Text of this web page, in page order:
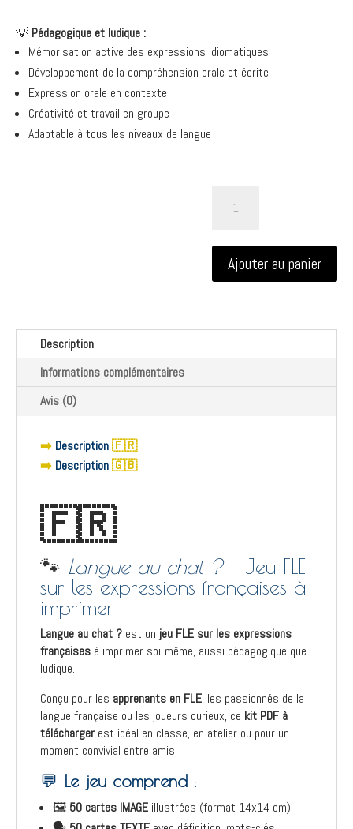
💡 Pédagogique et ludique :
Mémorisation active des expressions idiomatiques
Développement de la compréhension orale et écrite
Expression orale en contexte
Créativité et travail en groupe
Adaptable à tous les niveaux de langue
au
chat
?
jeu
françaises
Ajouter au panier
Description
Informations complémentaires
Avis (0)
➡️ Description🇫🇷
➡️ Description🇬🇧
🇫🇷
🐾 Langue au chat ?– Jeu FLE
sur les expressions françaises à
imprimer
Langue au chat ? est un jeu FLE sur les expressions
françaises à imprimer soi-même, aussi pédagogique que
ludique.
Conçu pour les apprenants en FLE, les passionnés de la
langue française ou les joueurs curieux, ce kit PDF à
télécharger est idéal en classe, en atelier ou pour un
moment convivial entre amis.
💬 Le jeu comprend :
🖼️ 50 cartes IMAGE illustrées (format 14x14 cm)